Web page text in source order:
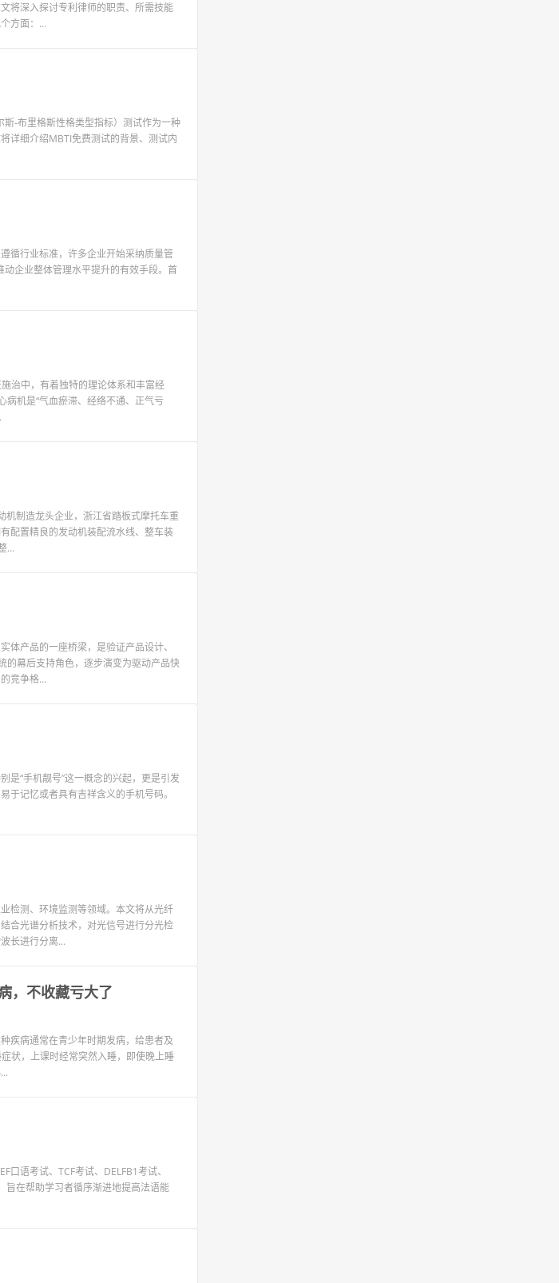
将深入探讨专利律师的职责、所需技能
方面：...
-布里格斯性格类型指标）测试作为一种
详细介绍MBTI免费测试的背景、测试内
循行业标准，许多企业开始采纳质量管
企业整体管理水平提升的有效手段。首
治中，有着独特的理论体系和丰富经
病机是“气血瘀滞、经络不通、正气亏
制造龙头企业，浙江省踏板式摩托车重
配置精良的发动机装配流水线、整车装
...
产品的一座桥梁，是验证产品设计、
的幕后支持角色，逐步演变为驱动产品快
竞争格...
是“手机靓号”这一概念的兴起，更是引发
记忆或者具有吉祥含义的手机号码。
检测、环境监测等领域。本文将从光纤
合光谱分析技术，对光信号进行分光检
长进行分离...
，不收藏亏大了
疾病通常在青少年时期发病，给患者及
状，上课时经常突然入睡，即使晚上睡
语考试、TCF考试、DELFB1考试、
旨在帮助学习者循序渐进地提高法语能